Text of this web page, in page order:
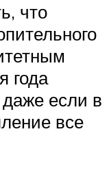
что
года
если в
все